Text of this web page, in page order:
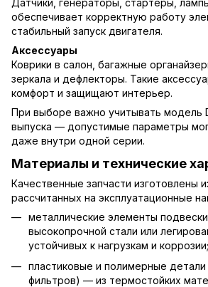
обеспечивает корректную работу
стабильный запуск двигателя.
Аксессуары
Коврики в салон, багажные
зеркала и дефлекторы. Такие
комфорт и защищают интерьер.
При выборе важно учитывать модель
выпуска — допустимые параметры
даже внутри одной серии.
Материалы и технические
Качественные запчасти изготовлены
рассчитанных на эксплуатационные
металлические элементы
высокопрочной стали или
устойчивых к нагрузкам и коррозии;
пластиковые и полимерные детали
фильтров) — из термостойких